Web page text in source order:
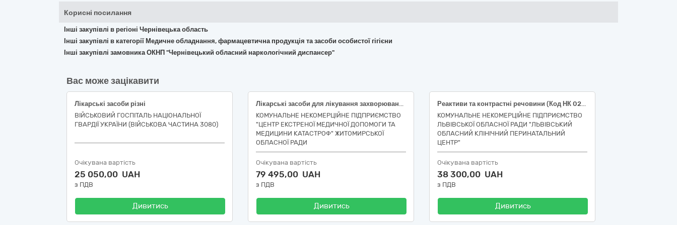
Корисні посилання
Інші закупівлі в регіоні Чернівецька область
Інші закупівлі в категорії Медичне обладнання, фармацевтична продукція та засоби особистої гігієни
Інші закупівлі замовника ОКНП "Чернівецький обласний наркологічний диспансер"
Вас може зацікавити
Лікарські засоби різні
ВІЙСЬКОВИЙ ГОСПІТАЛЬ НАЦІОНАЛЬНОЇ
ГВАРДІЇ УКРАЇНИ (ВІЙСЬКОВА ЧАСТИНА 3080)
Очікувана вартість
25 050,00 UAH
з ПДВ
Дивитись
Лікарські засоби для лікування захворювань крові, органів кровотворення та захворювань серцево-судинної системи
КОМУНАЛЬНЕ НЕКОМЕРЦІЙНЕ ПІДПРИЄМСТВО
"ЦЕНТР ЕКСТРЕНОЇ МЕДИЧНОЇ ДОПОМОГИ ТА
МЕДИЦИНИ КАТАСТРОФ" ЖИТОМИРСЬКОЇ
ОБЛАСНОЇ РАДИ
Очікувана вартість
79 495,00 UAH
з ПДВ
Дивитись
Реактиви та контрастні речовини (Код НК 024: 2023: 62225 - Місткість для лабораторного аналізатора IVD (діагностика in vitro); код НК 031:2024: W05039080 - Пристрої для аналізе зразків - інші аксесуари)
КОМУНАЛЬНЕ НЕКОМЕРЦІЙНЕ ПІДПРИЄМСТВО
ЛЬВІВСЬКОЇ ОБЛАСНОЇ РАДИ "ЛЬВІВСЬКИЙ
ОБЛАСНИЙ КЛІНІЧНИЙ ПЕРИНАТАЛЬНИЙ
ЦЕНТР"
Очікувана вартість
38 300,00 UAH
з ПДВ
Дивитись